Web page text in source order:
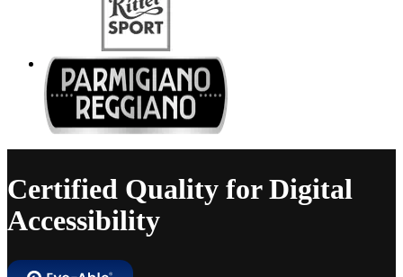
Certified Quality for Digital
Accessibility